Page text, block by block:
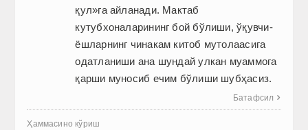
қул»га айланади. Мактаб
кутубхоналарининг бой бўлиши, ўқувчи-
ёшларнинг чинакам китоб мутолаасига
одатланиши ана шундай улкан муаммога
қарши муносиб ечим бўлиши шубҳасиз.
Батафсил 
Ҳаммасино кўриш